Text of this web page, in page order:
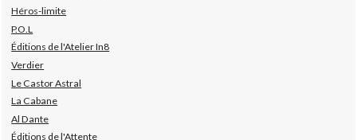
Héros-limite
P.O.L
Éditions de l'Atelier In8
Verdier
Le Castor Astral
La Cabane
Al Dante
Éditions de l'Attente